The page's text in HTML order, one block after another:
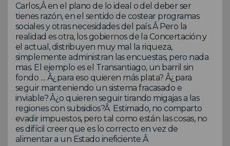
Carlos,Â en el plano de lo ideal o del deber ser
tienes razón, en el sentido de costear programas
sociales y otras necesidades del país.Â Pero la
realidad es otra, los gobiernos de la Concertación y
el actual, distribuyen muy mal la riqueza,
simplemente administran las encuestas, pero nada
mas. El ejemplo es el Transantiago, un barril sin
fondo .... Â¿para eso quieren más plata? Â¿para
seguir manteniendo un sistema fracasado e
inviable? Â¿o quieren seguir tirando migajas a las
regiones con subsidios?Â Estimado, no comparto
evadir impuestos, pero tal como están las cosas, no
es difícil creer que es lo correcto en vez de
alimentar a un Estado ineficiente.Â